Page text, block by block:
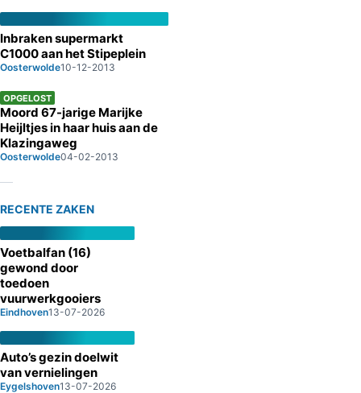
Inbraken supermarkt
C1000 aan het Stipeplein
Oosterwolde10-12-2013
OPGELOST
Moord 67-jarige Marijke
Heijltjes in haar huis aan de
Klazingaweg
Oosterwolde04-02-2013
RECENTE ZAKEN
Voetbalfan (16)
gewond door
toedoen
vuurwerkgooiers
Eindhoven13-07-2026
Auto’s gezin doelwit
van vernielingen
Eygelshoven13-07-2026